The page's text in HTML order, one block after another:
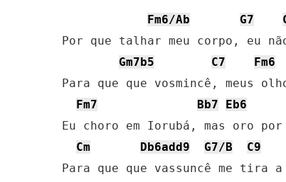
Fm6/Ab G7
Por que talhar meu corpo, eu
Gm7b5
C7
Fm6
Para que que vosmincê, meus
Fm7
Bb7
Eb6
Eu choro em Iorubá, mas oro por
Cm
Db6add9 G7/B
C9
Para que que vassuncê me tira